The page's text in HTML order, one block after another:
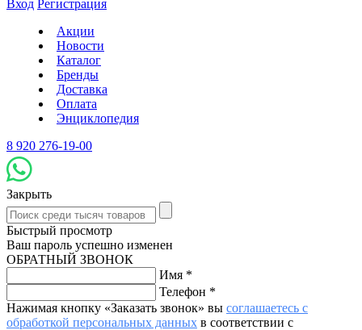
Вход Регистрация
Акции
Новости
Каталог
Бренды
Доставка
Оплата
Энциклопедия
8 920 276-19-00
Закрыть
Быстрый просмотр
Ваш пароль успешно изменен
ОБРАТНЫЙ ЗВОНОК
Имя *
Телефон *
Нажимая кнопку «Заказать звонок» вы соглашаетесь с
обработкой персональных данных в соответствии с